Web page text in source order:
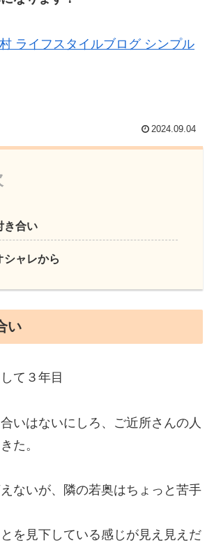
2024.09.04
き合い
シャレから
い
て３年目
いはないにしろ、ご近所さんの人
た。
ないが、隣の若奥はちょっと苦手
を見下している感じが見え見えだ